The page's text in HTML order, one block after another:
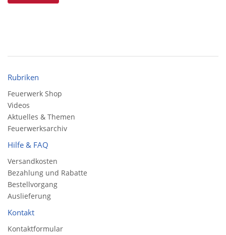
Rubriken
Feuerwerk Shop
Videos
Aktuelles & Themen
Feuerwerksarchiv
Hilfe & FAQ
Versandkosten
Bezahlung und Rabatte
Bestellvorgang
Auslieferung
Kontakt
Kontaktformular